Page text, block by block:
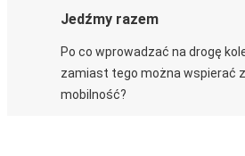
Jedźmy razem
Po co wprowadzać na drogę
zamiast tego można wspierać
mobilność?